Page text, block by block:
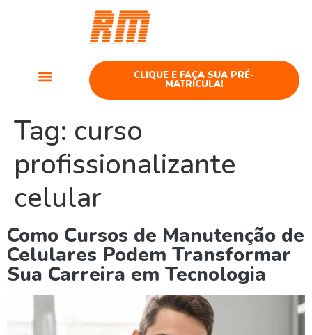
CLIQUE E FAÇA SUA PRÉ-
MATRÍCULA!
Tag: curso
profissionalizante
celular
Como Cursos de Manutenção de
Celulares Podem Transformar
Sua Carreira em Tecnologia